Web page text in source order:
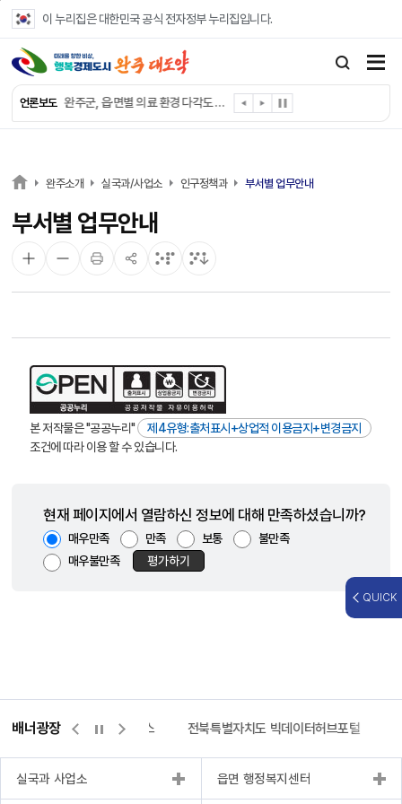
이 누리집은 대한민국 공식 전자정부 누리집입니다.
언론보도
완주군, ‘수의계약 총량제’ 개편 운영
완주군 청소년, 초록우산 지원으로 치과 치료
완주군, 읍·면별 의료 환경 다각도 진단한다
완주군, 모바일 헬스케어 “내 건강 변화 직접 확인”
전북은행, 완주군에 ‘시원키트’ 60세트 기탁
완주소개 실국과/사업소 인구정책과 부서별 업무안내
부서별 업무안내
본 저작물은 "공공누리"
제4유형:출처표시+상업적 이용금지+변경금지
조건에 따라 이용 할 수 있습니다.
현재 페이지에서 열람하신 정보에 대해 만족하셨습니까?
매우만족 만족 보통
불만족
매우불만족
평가하기
QUICK
배너광장
량바로처리센터 위택스 전북특별자치도 빅데이터허브포털
실국과 사업소 읍면 행정복지센터